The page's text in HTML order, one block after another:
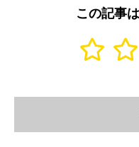
この記事